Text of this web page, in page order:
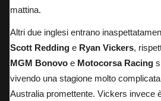
mattina.
Altri due inglesi entrano
Scott Redding e Ryan Vickers,
MGM Bonovo e Motocorsa Racing
vivendo una stagione molto
Australia promettente. Vickers invece